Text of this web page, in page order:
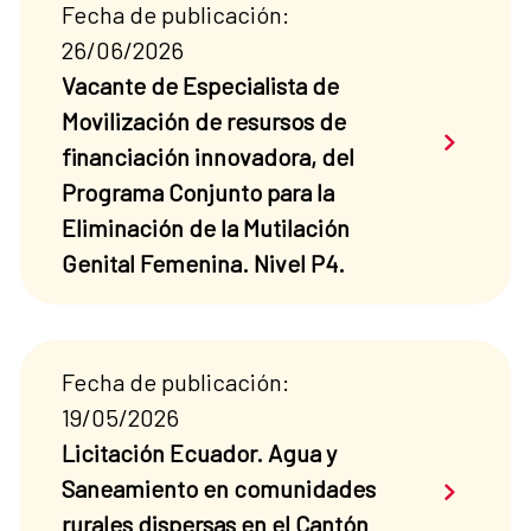
Fecha de publicación:
26/06/2026
Vacante de Especialista de
Movilización de resursos de
financiación innovadora, del
Programa Conjunto para la
Eliminación de la Mutilación
Genital Femenina. Nivel P4.
Saber
Fecha de publicación:
19/05/2026
Licitación Ecuador. Agua y
Saneamiento en comunidades
rurales dispersas en el Cantón
Saber